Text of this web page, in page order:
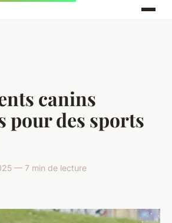
canins
pour des sports
— 7 min de lecture